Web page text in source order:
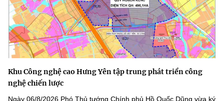
Khu Công nghệ cao Hưng Yên tập trung phát triển công
nghệ chiến lược
Ngày 06/8/2026 Phó Thủ tướng Chính phủ Hồ Quốc Dũng vừa ký